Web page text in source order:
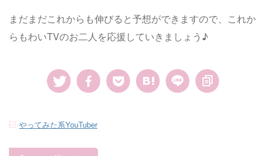
まだまだこれからも伸びると予想ができますので、これか
らもわいTVのお二人を応援していきましょう♪
-やってみた系YouTuber